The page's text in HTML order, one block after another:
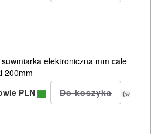
elektroniczna mm cale
200mm
PLN
(w